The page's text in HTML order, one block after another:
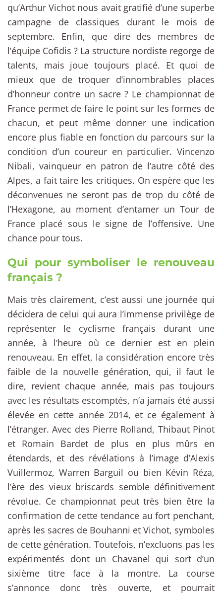
qu’Arthur Vichot nous avait gratifié d’une superbe
campagne de classiques durant le mois de
septembre. Enfin, que dire des membres de
l’équipe Cofidis ? La structure nordiste regorge de
talents, mais joue toujours placé. Et quoi de
mieux que de troquer d’innombrables places
d’honneur contre un sacre ? Le championnat de
France permet de faire le point sur les formes de
chacun, et peut même donner une indication
encore plus fiable en fonction du parcours sur la
condition d’un coureur en particulier. Vincenzo
Nibali, vainqueur en patron de l’autre côté des
Alpes, a fait taire les critiques. On espère que les
déconvenues ne seront pas de trop du côté de
l’Hexagone, au moment d’entamer un Tour de
France placé sous le signe de l’offensive. Une
chance pour tous.
Qui pour symboliser le renouveau
français ?
Mais très clairement, c’est aussi une journée qui
décidera de celui qui aura l’immense privilège de
représenter le cyclisme français durant une
année, à l’heure où ce dernier est en plein
renouveau. En effet, la considération encore très
faible de la nouvelle génération, qui, il faut le
dire, revient chaque année, mais pas toujours
avec les résultats escomptés, n’a jamais été aussi
élevée en cette année 2014, et ce également à
l’étranger. Avec des Pierre Rolland, Thibaut Pinot
et Romain Bardet de plus en plus mûrs en
étendards, et des révélations à l’image d’Alexis
Vuillermoz, Warren Barguil ou bien Kévin Réza,
l’ère des vieux briscards semble définitivement
révolue. Ce championnat peut très bien être la
confirmation de cette tendance au fort penchant,
après les sacres de Bouhanni et Vichot, symboles
de cette génération. Toutefois, n’excluons pas les
expérimentés dont un Chavanel qui sort d’un
sixième titre face à la montre. La course
s’annonce donc très ouverte, et pourrait